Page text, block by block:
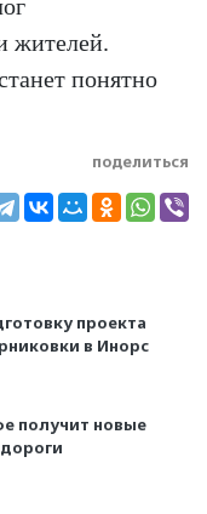
жителей.
понятно
поделиться
проекта
в Инорс
получит новые